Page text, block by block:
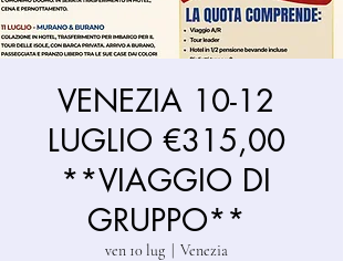
VENEZIA 10-12
LUGLIO €315,00
**VIAGGIO DI
GRUPPO**
ven 10 lug
  |
Venezia